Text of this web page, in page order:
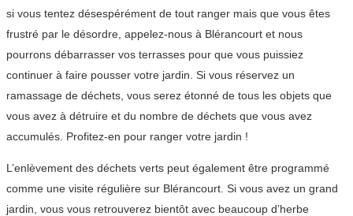
si vous tentez désespérément de tout ranger mais que vous êtes
frustré par le désordre, appelez-nous à Blérancourt et nous
pourrons débarrasser vos terrasses pour que vous puissiez
continuer à faire pousser votre jardin. Si vous réservez un
ramassage de déchets, vous serez étonné de tous les objets que
vous avez à détruire et du nombre de déchets que vous avez
accumulés. Profitez-en pour ranger votre jardin !
L’enlèvement des déchets verts peut également être programmé
comme une visite régulière sur Blérancourt. Si vous avez un grand
jardin, vous vous retrouverez bientôt avec beaucoup d’herbe